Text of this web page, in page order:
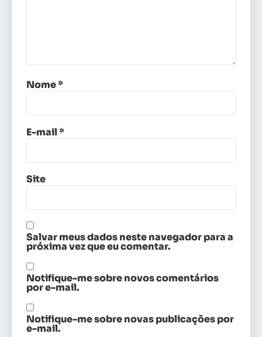
Nome*
E-mail*
Site
Salvar meus dados neste navegador para a
próxima vez que eu comentar.
Notifique-me sobre novos comentários
por e-mail.
Notifique-me sobre novas publicações por
e-mail.